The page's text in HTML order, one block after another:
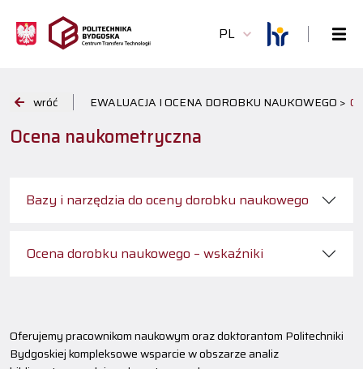
PL
wróć EWALUACJA I OCENA DOROBKU NAUKOWEGO >
Ocena naukometryczna
Bazy i narzędzia do oceny dorobku naukowego
Ocena dorobku naukowego – wskaźniki
Oferujemy pracownikom naukowym oraz doktorantom Politechniki
Bydgoskiej kompleksowe wsparcie w obszarze analiz